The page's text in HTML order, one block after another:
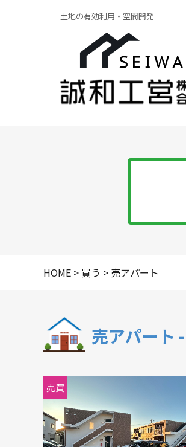
土地の有効利用・空間開発
HOME > 買う > 売アパート
売アパート
売買